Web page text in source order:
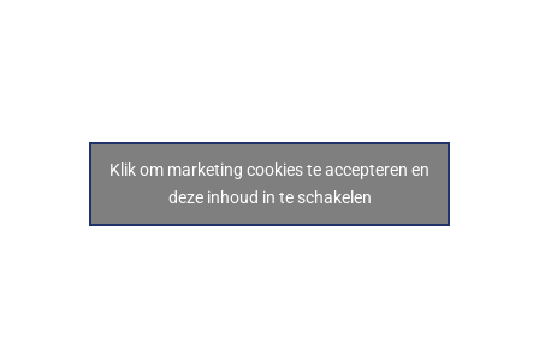
Klik om marketing cookies te accepteren en
deze inhoud in te schakelen